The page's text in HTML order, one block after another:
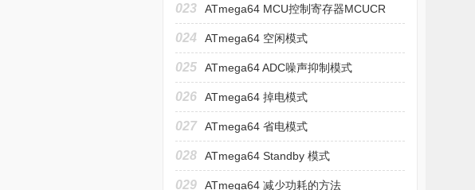
023 ATmega64 MCU控制寄存器MCUCR
024 ATmega64 空闲模式
025 ATmega64 ADC噪声抑制模式
026 ATmega64 掉电模式
027 ATmega64 省电模式
028 ATmega64 Standby 模式
029 ATmega64 减少功耗的方法